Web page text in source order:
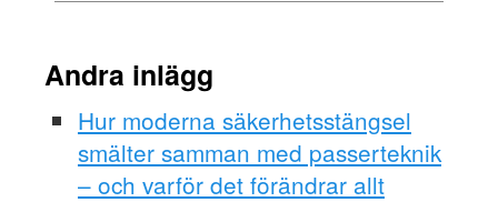
Andra inlägg
Hur moderna säkerhetsstängsel
smälter samman med passerteknik
– och varför det förändrar allt